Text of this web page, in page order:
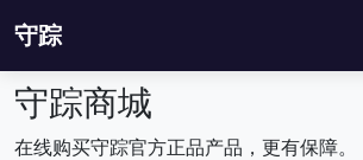
守踪
守踪商城
在线购买守踪官方正品产品，更有保障。